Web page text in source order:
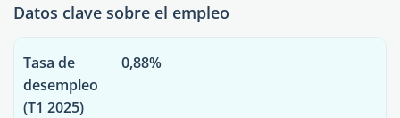
Datos clave sobre el empleo
Tasa de
desempleo
(T1 2025)
0,88%